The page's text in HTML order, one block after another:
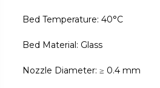
Bed Temperature: 40°C
Bed Material: Glass
Nozzle Diameter: ≥ 0.4 mm